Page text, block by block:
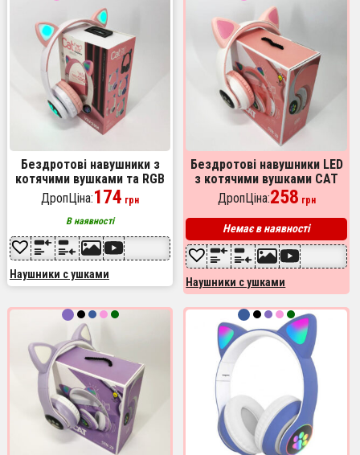
Бездротові навушники з
котячими вушками та RGB
підсвічуванням Cat VZV
23M. Колір: рожевий
ДропЦіна:174 грн
В наявності
Наушники с ушками
Бездротові навушники LED
з котячими вушками CAT
STN-28. Колір: рожевий
ДропЦіна:258 грн
Немає в наявності
Наушники с ушками